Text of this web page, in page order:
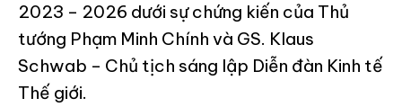
2023 – 2026 dưới sự chứng kiến của Thủ
tướng Phạm Minh Chính và GS. Klaus
Schwab – Chủ tịch sáng lập Diễn đàn Kinh tế
Thế giới.